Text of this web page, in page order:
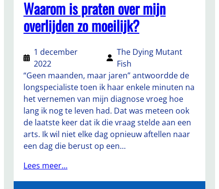
Waarom is praten over mijn
overlijden zo moeilijk?
1 december
2022
The Dying Mutant
Fish
“Geen maanden, maar jaren” antwoordde de
longspecialiste toen ik haar enkele minuten na
het vernemen van mijn diagnose vroeg hoe
lang ik nog te leven had. Dat was meteen ook
de laatste keer dat ik die vraag stelde aan een
arts. Ik wil niet elke dag opnieuw aftellen naar
een dag die berust op een…
Lees meer…